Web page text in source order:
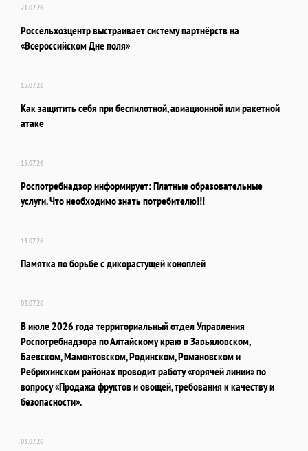
21.07.26
Россельхозцентр выстраивает систему партнёрств на
«Всероссийском Дне поля»
15.07.26
Как защитить себя при беспилотной, авиационной или ракетной
атаке
15.07.26
Роспотребнадзор информирует: Платные образовательные
услуги. Что необходимо знать потребителю!!!
13.07.26
Памятка по борьбе с дикорастущей коноплей
03.07.26
В июле 2026 года территориальный отдел Управления
Роспотребнадзора по Алтайскому краю в Завьяловском,
Баевском, Мамонтовском, Родинском, Романовском и
Ребрихинском районах проводит работу «горячей линии» по
вопросу «Продажа фруктов и овощей, требования к качеству и
безопасности».
03.07.26